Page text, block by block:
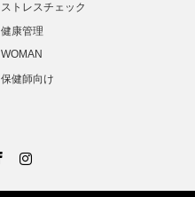
ストレスチェック
健康管理
WOMAN
保健師向け